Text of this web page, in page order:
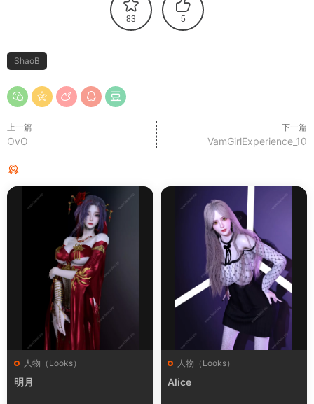
83 5
ShaoB
上一篇
OvO
下一篇
VamGirlExperience_10
人物（Looks）
明月
人物（Looks）
Alice